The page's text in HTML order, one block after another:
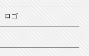
ロゴ